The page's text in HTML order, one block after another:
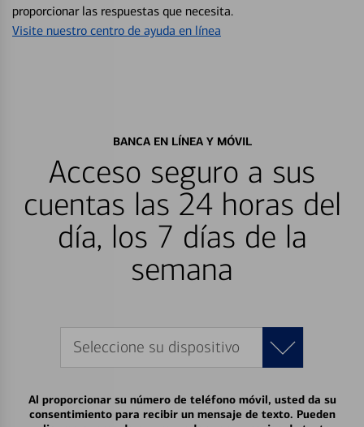
proporcionar las respuestas que necesita.
Visite nuestro centro de ayuda en línea
BANCA EN LÍNEA Y MÓVIL
Acceso seguro a sus
cuentas las 24 horas del
día, los 7 días de la
semana
Seleccione su dispositivo
Al proporcionar su número de teléfono móvil, usted da su
consentimiento para recibir un mensaje de texto. Pueden